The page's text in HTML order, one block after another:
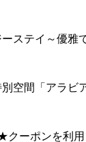
ステイ～優雅
空間「アラビ
クーポンを利